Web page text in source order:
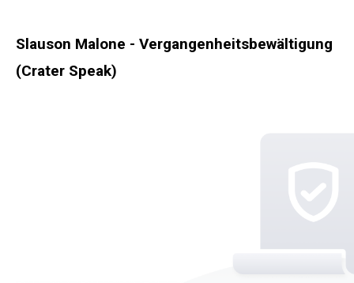
Slauson Malone - Vergangenheitsbewältigung
(Crater Speak)